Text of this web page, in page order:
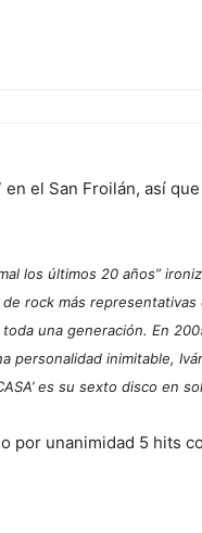
el San Froilán, así
los últimos 20 años”
rock más
una generación. En
personalidad inimitable,
es su sexto disco en
por unanimidad 5 hits